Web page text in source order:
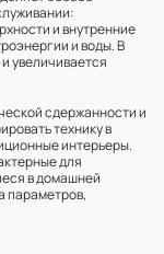
и внутренние
и воды. В
увеличивается
сдержанности и
технику в
интерьеры.
для
в домашней
параметров,